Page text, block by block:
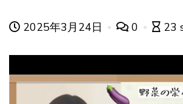
2025年3月24日 0 23